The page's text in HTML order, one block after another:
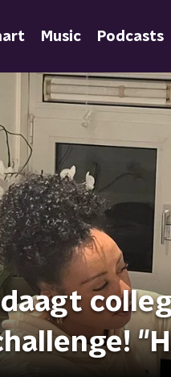
Music Podcasts